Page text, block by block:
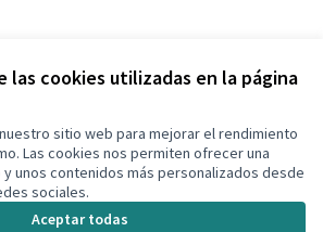
las cookies utilizadas en la página
sitio web para mejorar el rendimiento
Las cookies nos permiten ofrecer una
unos contenidos más personalizados desde
sociales.
Aceptar todas
retiradas
de uso
Facebook
en YouTube
Calafell en GitHub
externo)